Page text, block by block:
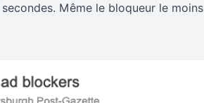
Même le bloqueur le moins